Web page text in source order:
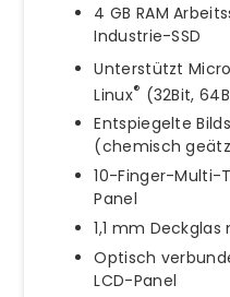
4 GB RAM
Industrie-SSD
Unterstützt
Linux® (32Bit,
Entspiegelte
(chemisch
10-Finger-Multi-
Panel
1,1 mm
Optisch
LCD-Panel